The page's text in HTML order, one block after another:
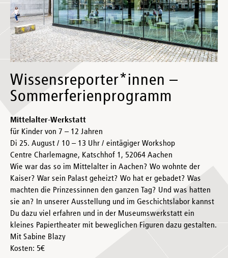
Wissensreporter*innen –
Sommerferienprogramm
Mittelalter-Werkstatt
für Kinder von 7 – 12 Jahren
Di 25. August / 10 – 13 Uhr / eintägiger Workshop
Centre Charlemagne, Katschhof 1, 52064 Aachen
Wie war das so im Mittelalter in Aachen? Wo wohnte der
Kaiser? War sein Palast geheizt? Wo hat er gebadet? Was
machten die Prinzessinnen den ganzen Tag? Und was hatten
sie an? In unserer Ausstellung und im Geschichtslabor kannst
Du dazu viel erfahren und in der Museumswerkstatt ein
kleines Papiertheater mit beweglichen Figuren dazu gestalten.
Mit Sabine Blazy
Kosten: 5€